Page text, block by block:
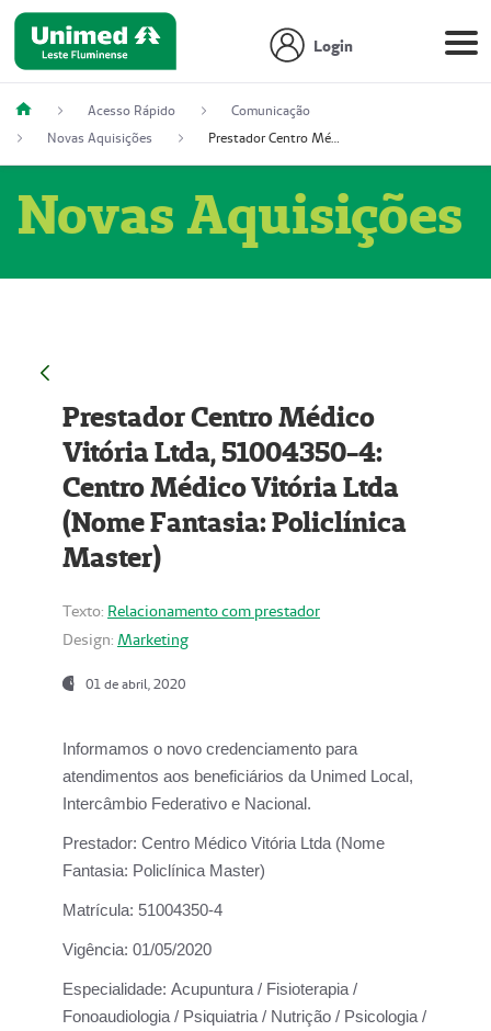
Login
Acesso Rápido
Comunicação
Novas Aquisições
Prestador Centro Médico Vitória Ltda, 51004350-4: Centro Médico Vitória Ltda (Nome Fantasia: Policlínica Master)
Novas Aquisições
Prestador Centro Médico
Vitória Ltda, 51004350-4:
Centro Médico Vitória Ltda
(Nome Fantasia: Policlínica
Master)
Texto: Relacionamento com prestador
Design: Marketing
01 de abril, 2020
Informamos o novo credenciamento para
atendimentos aos beneficiários da Unimed Local,
Intercâmbio Federativo e Nacional.
Prestador: Centro Médico Vitória Ltda (Nome
Fantasia: Policlínica Master)
Matrícula: 51004350-4
Vigência: 01/05/2020
Especialidade: Acupuntura / Fisioterapia /
Fonoaudiologia / Psiquiatria / Nutrição / Psicologia /